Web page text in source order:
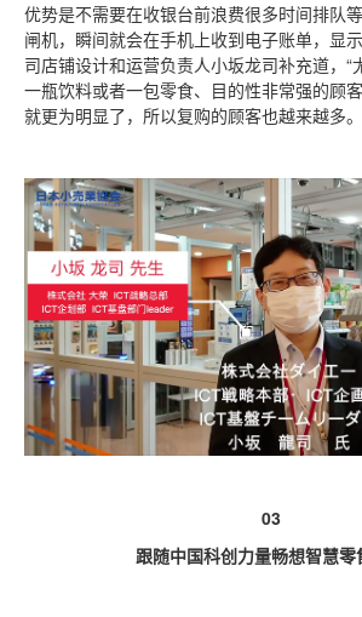
优势是不需要在收银台前浪费很多时间排队
闸机，瞬间就会在手机上收到电子账单，显
司店铺设计和运营负责人小坂龙司补充道，“
一瓶饮料或者一包零食、目的性非常强的顾
就更为明显了，所以复购的顾客也越来越多
03
跟随中国科创力量畅想智慧零